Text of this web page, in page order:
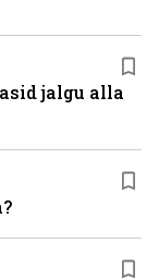
jalgu alla